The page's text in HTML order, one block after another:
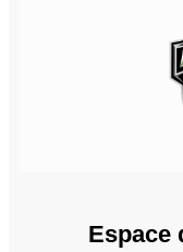
Espace